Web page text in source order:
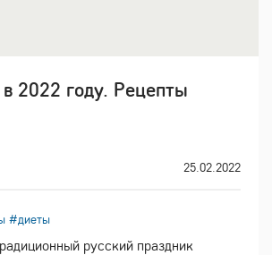
2022 году. Рецепты
25.02.2022
#диеты
русский праздник